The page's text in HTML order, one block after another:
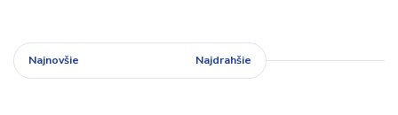
Najnovšie Najdrahšie